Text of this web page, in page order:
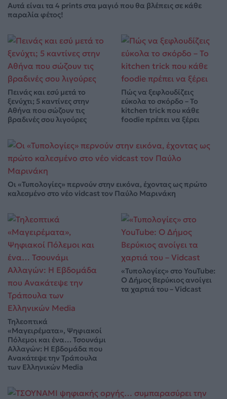
Αυτά είναι τα 4 prints στα μαγιό που θα βλέπεις σε κάθε
παραλία φέτος!
Πεινάς και εσύ μετά το
ξενύχτι; 5 καντίνες στην
Αθήνα που σώζουν τις
βραδινές σου λιγούρες
Πώς να ξεφλουδίζεις
εύκολα το σκόρδο – Το
kitchen trick που κάθε
foodie πρέπει να ξέρει
Οι «Τυπολογίες» περνούν στην εικόνα, έχοντας ως πρώτο
καλεσμένο στο νέο vidcast τον Παύλο Μαρινάκη
Τηλεοπτικά
«Μαγειρέματα», Ψηφιακοί
Πόλεμοι και ένα… Τσουνάμι
Αλλαγών: Η Εβδομάδα που
Ανακάτεψε την Τράπουλα
των Ελληνικών Media
«Τυπολογίες» στο YouTube:
Ο Δήμος Βερύκιος ανοίγει
τα χαρτιά του – Vidcast